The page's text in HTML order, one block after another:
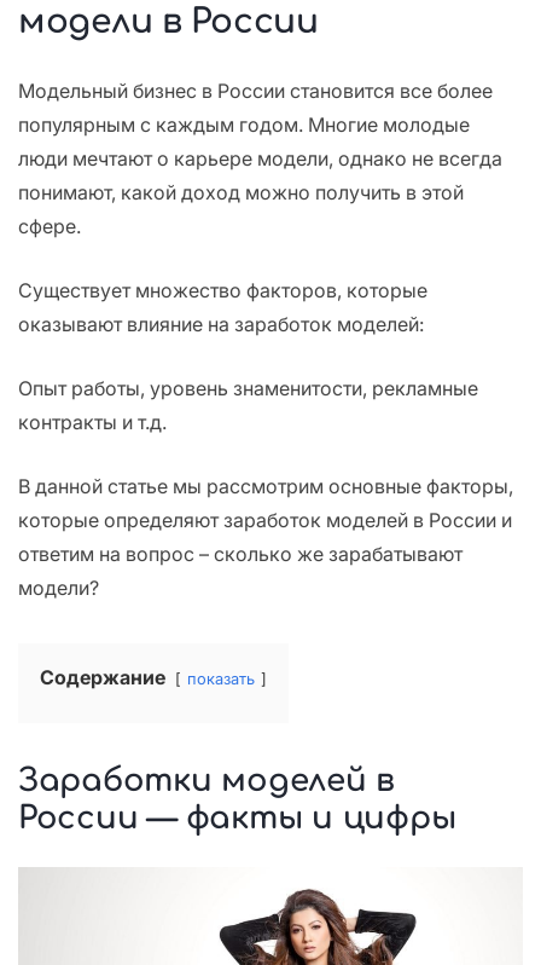
модели в России
Модельный бизнес в России становится все более
популярным с каждым годом. Многие молодые
люди мечтают о карьере модели, однако не всегда
понимают, какой доход можно получить в этой
сфере.
Существует множество факторов, которые
оказывают влияние на заработок моделей:
Опыт работы, уровень знаменитости, рекламные
контракты и т.д.
В данной статье мы рассмотрим основные факторы,
которые определяют заработок моделей в России и
ответим на вопрос – сколько же зарабатывают
модели?
Содержание показать
Заработки моделей в
России — факты и цифры